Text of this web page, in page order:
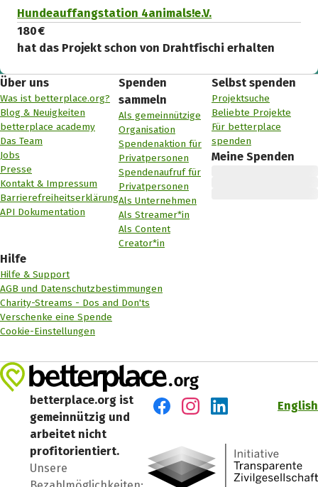
Hundeauffangstation 4animals!e.V.
180 €
hat das Projekt schon von Drahtfischi erhalten
Über uns
Was ist betterplace.org?
Blog & Neuigkeiten
betterplace academy
Das Team
Jobs
Presse
Kontakt & Impressum
Barrierefreiheitserklärung
API Dokumentation
Spenden
sammeln
Als gemeinnützige
Organisation
Spendenaktion für
Privatpersonen
Spendenaufruf für
Privatpersonen
Als Unternehmen
Als Streamer*in
Als Content
Creator*in
Selbst spenden
Projektsuche
Beliebte Projekte
Für betterplace
spenden
Meine Spenden
Hilfe
Hilfe & Support
AGB und Datenschutzbestimmungen
Charity-Streams - Dos and Don'ts
Verschenke eine Spende
Cookie-Einstellungen
betterplace.org ist
gemeinnützig und
arbeitet nicht
profitorientiert.
Unsere
English